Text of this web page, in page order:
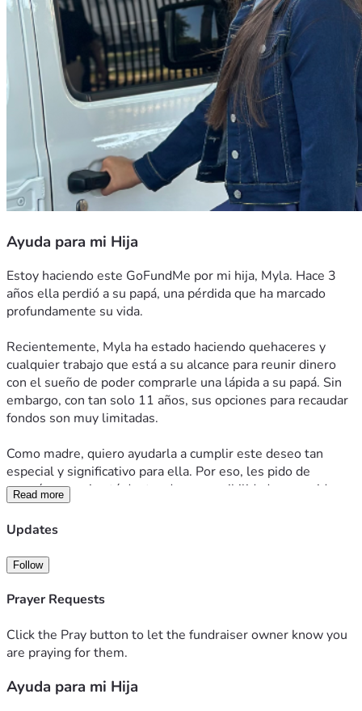
Ayuda para mi Hija
Estoy haciendo este GoFundMe por mi hija, Myla. Hace 3
años ella perdió a su papá, una pérdida que ha marcado
profundamente su vida.
Recientemente, Myla ha estado haciendo quehaceres y
cualquier trabajo que está a su alcance para reunir dinero
con el sueño de poder comprarle una lápida a su papá. Sin
embargo, con tan solo 11 años, sus opciones para recaudar
fondos son muy limitadas.
Como madre, quiero ayudarla a cumplir este deseo tan
especial y significativo para ella. Por eso, les pido de
corazón que, si está dentro de sus posibilidades, consideren
hacer una donación. No importa la cantidad; cada aporte nos
acerca un paso más a honrar la memoria de su papá y a
Toda donación, apoyo y mensaje de aliento serán
profundamente agradecidos. Gracias por tomarse el tiempo
brindarnos.
Jennifer y Myla
Read more
Updates
Follow
Prayer Requests
Click the Pray button to let the fundraiser owner know you
are praying for them.
Ayuda para mi Hija